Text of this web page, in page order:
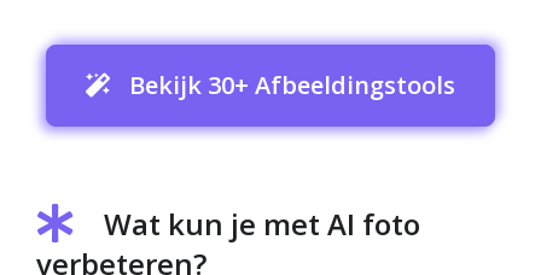
Bekijk 30+ Afbeeldingstools
Wat kun je met AI foto
verbeteren?